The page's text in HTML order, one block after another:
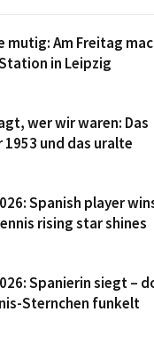
mutig: Am Freitag
in Leipzig
wer wir waren: Das
und das uralte
Spanish player
rising star shines
Spanierin siegt –
Sternchen funkelt